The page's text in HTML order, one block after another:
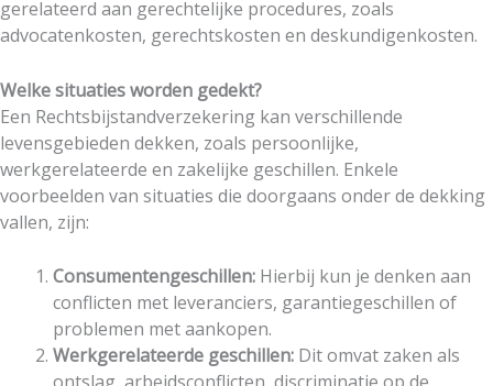
gerelateerd aan gerechtelijke procedures, zoals
advocatenkosten, gerechtskosten en deskundigenkosten.
Welke situaties worden gedekt?
Een Rechtsbijstandverzekering kan verschillende
levensgebieden dekken, zoals persoonlijke,
werkgerelateerde en zakelijke geschillen. Enkele
voorbeelden van situaties die doorgaans onder de dekking
vallen, zijn:
Consumentengeschillen: Hierbij kun je denken aan
conflicten met leveranciers, garantiegeschillen of
problemen met aankopen.
Werkgerelateerde geschillen: Dit omvat zaken als